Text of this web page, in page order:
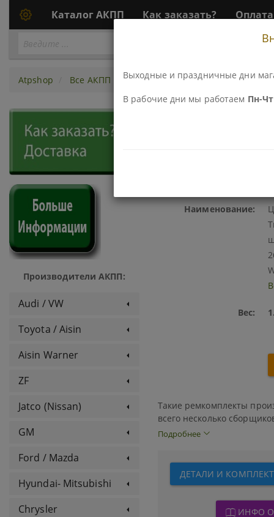
Каталог АКПП Как заказать?
Atpshop Все АКПП Раздатки Ремни, Цепи, Конуса
Производители АКПП:
Audi / VW
Toyota / Aisin
Aisin Warner
ZF
Jatco (Nissan)
GM
Ford / Mazda
Hyundai- Mitsubishi
Chrysler
Наименование:
Вес:
Такие ремкомплекты
всего несколько
автопроизводителей.
конкурируют по
Ремкомплектах для тех
Подробнее
ДЕТАЛИ И
ИНФО
Выходные и праздничные дни
В рабочие дни мы работаем Пн-